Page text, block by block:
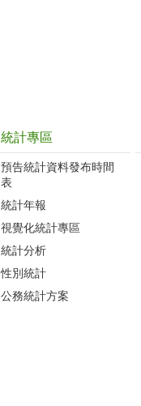
統計專區
預告統計資料發布時間
表
統計年報
視覺化統計專區
統計分析
性別統計
公務統計方案